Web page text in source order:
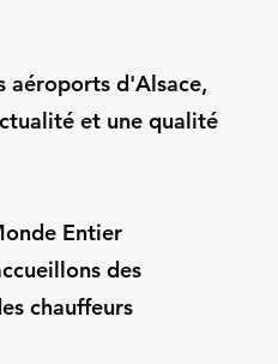
aéroports d'Alsace,
et une qualité
Entier
des
chauffeurs